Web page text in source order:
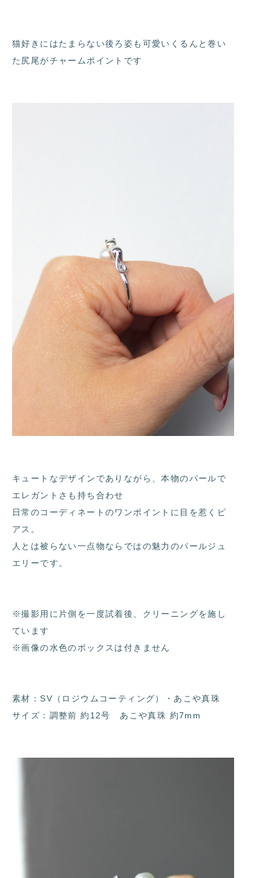
猫好きにはたまらない後ろ姿も可愛いくるんと巻い
た尻尾がチャームポイントです
キュートなデザインでありながら、本物のパールで
エレガントさも持ち合わせ
日常のコーディネートのワンポイントに目を惹くピ
アス。
人とは被らない一点物ならではの魅力のパールジュ
エリーです。
※撮影用に片側を一度試着後、クリーニングを施し
ています
※画像の水色のボックスは付きません
素材：SV（ロジウムコーティング）・あこや真珠
サイズ：調整前 約12号 あこや真珠 約7mm